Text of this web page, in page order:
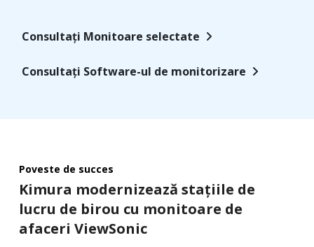
Consultați Monitoare selectate
Consultați Software-ul de monitorizare
Poveste de succes
Kimura modernizează stațiile de
lucru de birou cu monitoare de
afaceri ViewSonic